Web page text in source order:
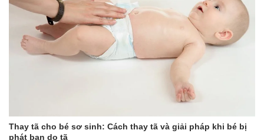
Tiện Lợi Và Tiết Kiệm Thời Gian
Giúp cha mẹ bận rộn tiết kiệm thời gian và công sức
trong việc pha sữa, nhất là trong những lúc đêm
khuya hay lúc bé đói đột ngột.
Đảm bảo bé luôn được cung cấp đủ dinh dưỡng với
An Toàn Và Đáng Tin Cậy
Thay tã cho bé sơ sinh: Cách thay tã và giải pháp khi bé bị
phát ban do tã